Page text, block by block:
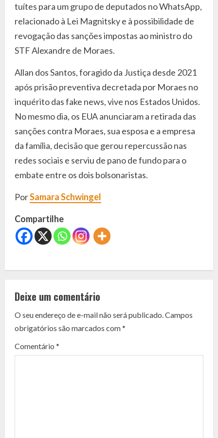
tuítes para um grupo de deputados no WhatsApp,
relacionado à Lei Magnitsky e à possibilidade de
revogação das sanções impostas ao ministro do
STF Alexandre de Moraes.
Allan dos Santos, foragido da Justiça desde 2021
após prisão preventiva decretada por Moraes no
inquérito das fake news, vive nos Estados Unidos.
No mesmo dia, os EUA anunciaram a retirada das
sanções contra Moraes, sua esposa e a empresa
da família, decisão que gerou repercussão nas
redes sociais e serviu de pano de fundo para o
embate entre os dois bolsonaristas.
PorSamara Schwingel
Compartilhe
C
n
t
i
Deixe um comentário
O seu endereço de e-mail não será publicado. Campos
obrigatórios são marcados com*
Comentário *